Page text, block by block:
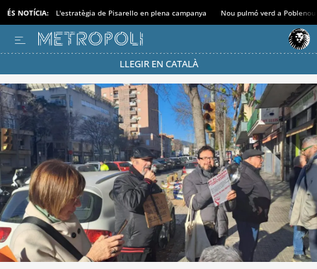
ÉS NOTÍCIA: L'estratègia de Pisarello en plena campanya Nou pulmó verd a Poblenou
LLEGIR EN CATALÀ
Passa’t al mode estalvi